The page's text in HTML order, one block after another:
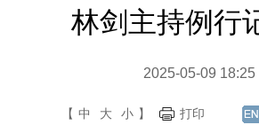
林剑主持例行
2025-05-09 18:25
【 中 大 小 】 打印